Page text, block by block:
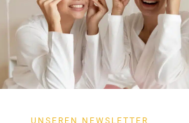
UNSEREN NEWSLETTER